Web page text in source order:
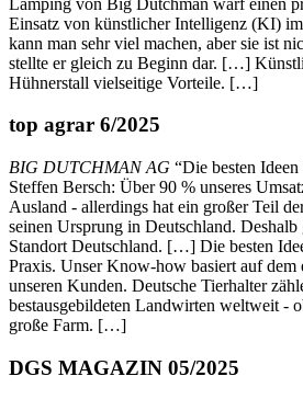
Einsatz von künstlicher Intelligenz (KI)
kann man sehr viel machen, aber sie ist
stellte er gleich zu Beginn dar. […]
Hühnerstall vielseitige Vorteile. […]
top agrar 6/2025
BIG DUTCHMAN AG “Die besten
Steffen Bersch: Über 90 % unseres
Ausland - allerdings hat ein großer Teil
seinen Ursprung in Deutschland.
Standort Deutschland. […] Die besten
Praxis. Unser Know-how basiert auf dem
unseren Kunden. Deutsche Tierhalter
bestausgebildeten Landwirten weltweit -
große Farm. […]
DGS MAGAZIN 05/2025